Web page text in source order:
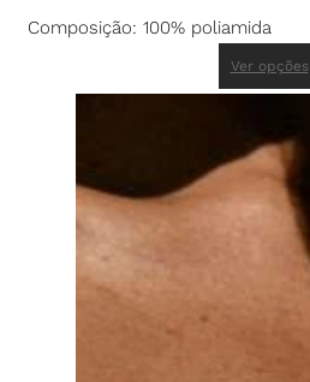
Composição: 100% poliamida
Ver opções